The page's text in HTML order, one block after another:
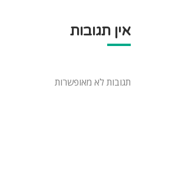
אין תגובות
תגובות לא מאופשרות